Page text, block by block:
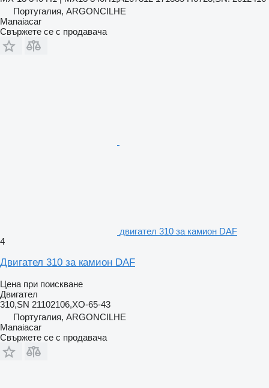
Португалия, ARGONCILHE
Manaiacar
Свържете се с продавача
двигател 310 за камион DAF
4
Двигател 310 за камион DAF
Цена при поискване
Двигател
310,SN 21102106,XO-65-43
Португалия, ARGONCILHE
Manaiacar
Свържете се с продавача